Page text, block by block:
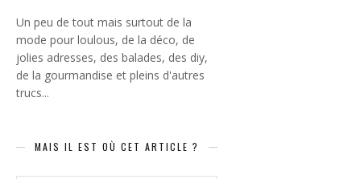
Un peu de tout mais surtout de la
mode pour loulous, de la déco, de
jolies adresses, des balades, des diy,
de la gourmandise et pleins d'autres
trucs...
MAIS IL EST OÙ CET ARTICLE ?